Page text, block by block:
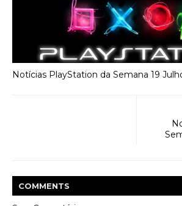
Notícias PlayStation da Semana 19
COMMENTS